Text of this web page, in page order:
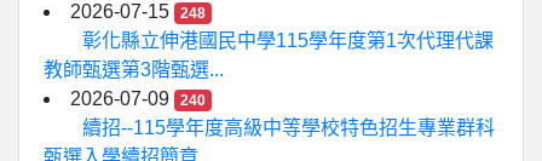
2026-07-15
248
彰化縣立伸港國民中學115學年度第1次代理代課
教師甄選第3階甄選...
2026-07-09
240
續招--115學年度高級中等學校特色招生專業群科
甄選入學續招簡章...